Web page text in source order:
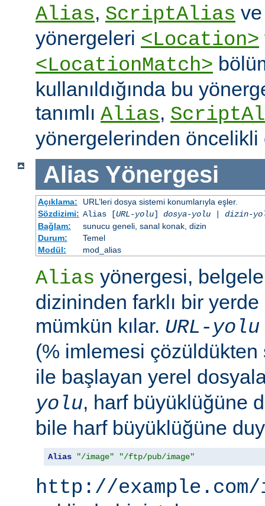
Alias, ScriptAlias
yönergeleri <Location>
<LocationMatch>
kullanıldığında bu
tanımlı Alias,
yönergelerinden öncelikli
Alias Yönergesi
Açıklama:
URL’leri dosya sistemi konumlarıyla eşler.
Sözdizimi: Alias [URL-yolu] dosya-yolu| dizin-
Bağlam:
sunucu geneli, sanal konak, dizin
Durum:
Temel
Modül:
mod_alias
Alias yönergesi,
dizininden farklı bir yerde
mümkün kılar. URL-yolu
(% imlemesi
ile başlayan yerel
yolu, harf büyüklüğüne
bile harf büyüklüğüne
Alias "/image" "/ftp/pub/image"
http://